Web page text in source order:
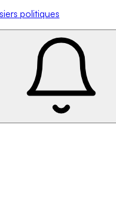
politiques